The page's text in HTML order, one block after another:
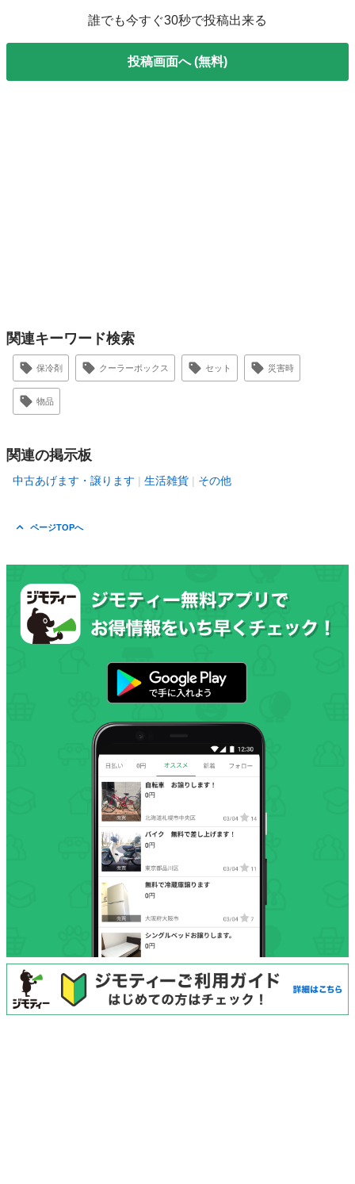
誰でも今すぐ30秒で投稿出来る
投稿画面へ (無料)
関連キーワード検索
保冷剤 クーラーボックス セット 災害時
物品
関連の掲示板
中古あげます・譲ります 生活雑貨 その他
ページTOPへ